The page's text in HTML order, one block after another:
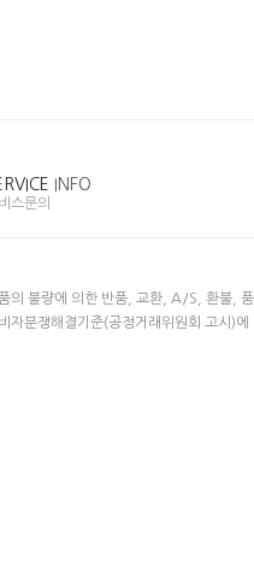
INFO
스문의
의 불량에 의한 반품, 교환, A/S, 환불,
자분쟁해결기준(공정거래위원회 고시)에